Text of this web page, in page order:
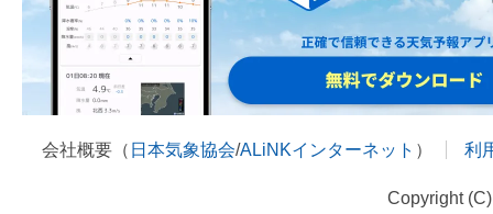
会社概要（ 日本気象協会/ALiNKインターネット ） 利
Copyright